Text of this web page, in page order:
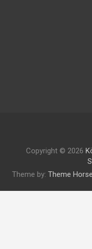
Copyright © 2026
Theme by: Theme Horse